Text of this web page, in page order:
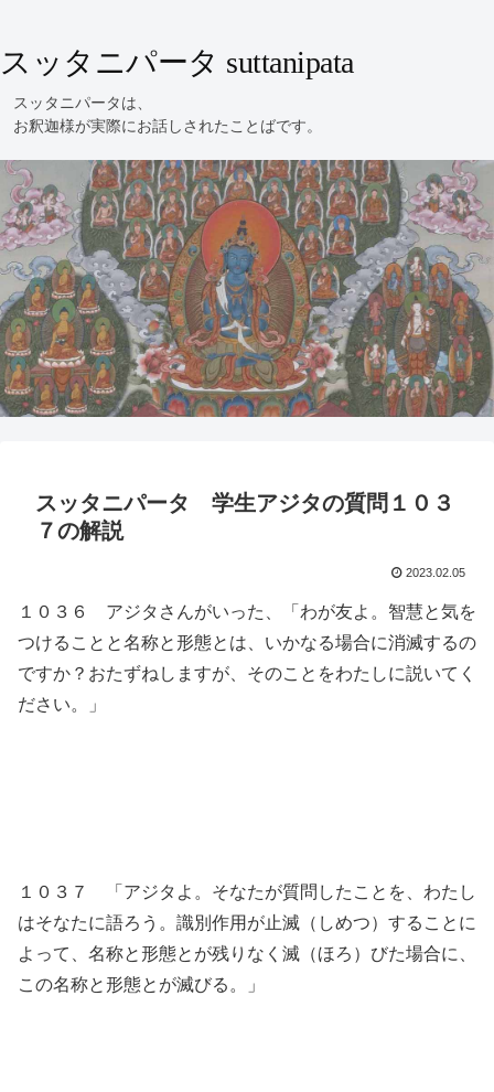
スッタニパータ suttanipata
スッタニパータ 学生アジタの質問１０３
７の解説
2023.02.05
１０３６ アジタさんがいった、「わが友よ。智慧と気を
つけることと名称と形態とは、いかなる場合に消滅するの
ですか？おたずねしますが、そのことをわたしに説いてく
ださい。」
１０３７ 「アジタよ。そなたが質問したことを、わたし
はそなたに語ろう。識別作用が止滅（しめつ）することに
よって、名称と形態とが残りなく滅（ほろ）びた場合に、
この名称と形態とが滅びる。」